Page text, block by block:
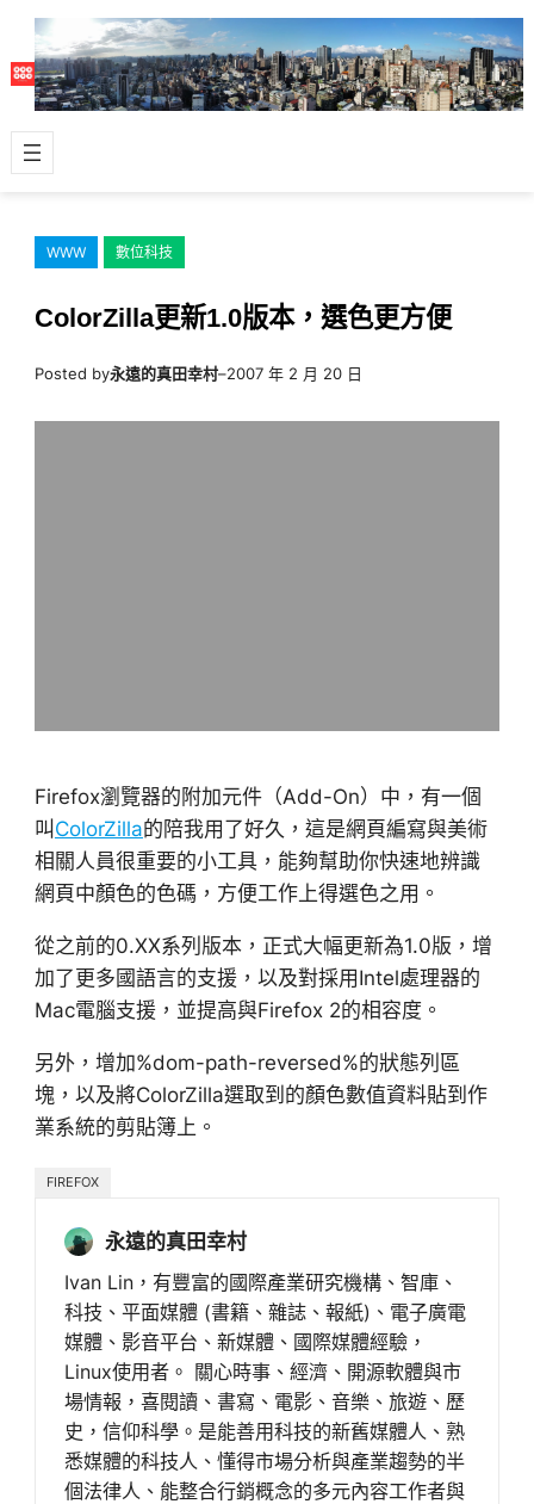
主
容
WWW 數位科技
ColorZilla更新1.0版本，選色更方便
Posted by永遠的真田幸村–2007 年 2 月 20 日
Firefox瀏覽器的附加元件（Add-On）中，有一個
叫 ColorZilla的陪我用了好久，這是網頁編寫與美術
相關人員很重要的小工具，能夠幫助你快速地辨識
網頁中顏色的色碼，方便工作上得選色之用。
從之前的0.XX系列版本，正式大幅更新為1.0版，增
加了更多國語言的支援，以及對採用Intel處理器的
Mac電腦支援，並提高與Firefox 2的相容度。
另外，增加%dom-path-reversed%的狀態列區
塊，以及將ColorZilla選取到的顏色數值資料貼到作
業系統的剪貼簿上。
FIREFOX
永遠的真田幸村
Ivan Lin，有豐富的國際產業研究機構、智庫、
科技、平面媒體 (書籍、雜誌、報紙)、電子廣電
媒體、影音平台、新媒體、國際媒體經驗，
Linux使用者。 關心時事、經濟、開源軟體與市
場情報，喜閱讀、書寫、電影、音樂、旅遊、歷
史，信仰科學。是能善用科技的新舊媒體人、熟
悉媒體的科技人、懂得市場分析與產業趨勢的半
個法律人、能整合行銷概念的多元內容工作者與